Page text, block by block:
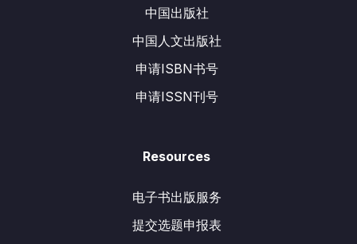
中国出版社
中国人文出版社
申请ISBN书号
申请ISSN刊号
Resources
电子书出版服务
提交选题申报表